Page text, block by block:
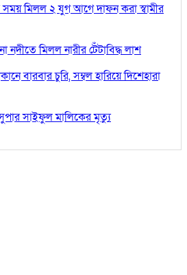
সময় মিলল ২ যুগ আগে দাফন করা স্বামীর
নদীতে মিলল নারীর টেঁটাবিদ্ধ লাশ
বারবার চুরি, সম্বল হারিয়ে দিশেহারা
সাইফুল মালিকের মৃত্যু